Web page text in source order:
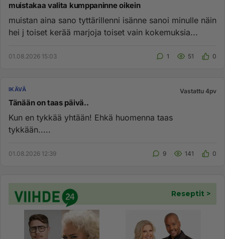
muistakaa valita kumppaninne oikein
muistan aina sano tyttärillenni isänne sanoi minulle näin
hei j toiset kerää marjoja toiset vain kokemuksia...
01.08.2026 15:03 1 51 0
IKÄVÄ Vastattu 4pv
Tänään on taas päivä..
Kun en tykkää yhtään! Ehkä huomenna taas
tykkään.....
01.08.2026 12:39 9 141 0